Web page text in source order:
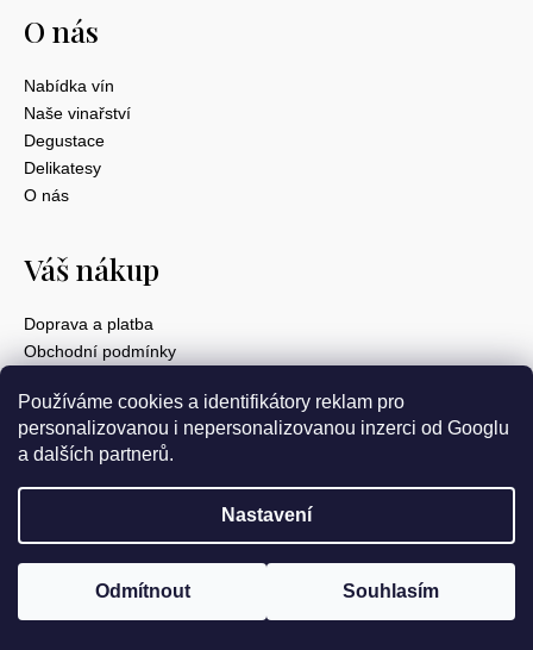
Používáme cookies a identifikátory reklam pro
personalizovanou i nepersonalizovanou inzerci od Googlu
a dalších partnerů.
Nastavení
Odmítnout Souhlasím
O nás
Nabídka vín
Naše vinařství
Degustace
Delikatesy
O nás
Váš nákup
Doprava a platba
Obchodní podmínky
GDPR
Rychlé kontakty
Jan Boroš